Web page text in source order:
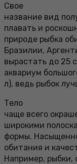
Свое
название вид
плавать и
природе рыбка
Бразилии,
вырастать до 25
аквариум
л), ведь рыбок
Тело
чаще всего
широкими
формы.
обитания и
Например, рыбки,